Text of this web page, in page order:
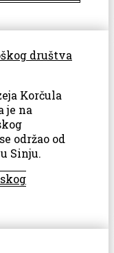
društva
Korčula
je na
održao od
Sinju.